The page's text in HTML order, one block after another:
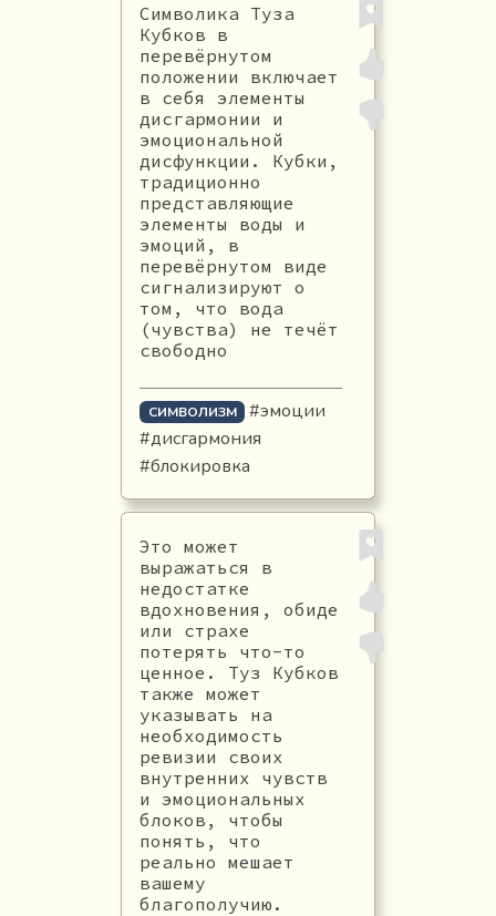
Символика Туза
Кубков в
перевёрнутом
положении включает
в себя элементы
дисгармонии и
эмоциональной
дисфункции. Кубки,
традиционно
представляющие
элементы воды и
эмоций, в
перевёрнутом виде
сигнализируют о
том, что вода
(чувства) не течёт
свободно
СИМВОЛИЗМ
#эмоции
#дисгармония
#блокировка
Это может
выражаться в
недостатке
вдохновения, обиде
или страхе
потерять что-то
ценное. Туз Кубков
также может
указывать на
необходимость
ревизии своих
внутренних чувств
и эмоциональных
блоков, чтобы
понять, что
реально мешает
вашему
благополучию.